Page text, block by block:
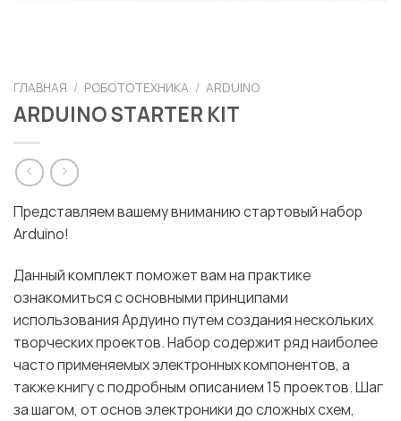
ГЛАВНАЯ / РОБОТОТЕХНИКА / ARDUINO
ARDUINO STARTER KIT
Представляем вашему вниманию стартовый набор
Arduino!
Данный комплект поможет вам на практике
ознакомиться с основными принципами
использования Ардуино путем создания нескольких
творческих проектов. Набор содержит ряд наиболее
часто применяемых электронных компонентов, а
также книгу с подробным описанием 15 проектов. Шаг
за шагом, от основ электроники до сложных схем,